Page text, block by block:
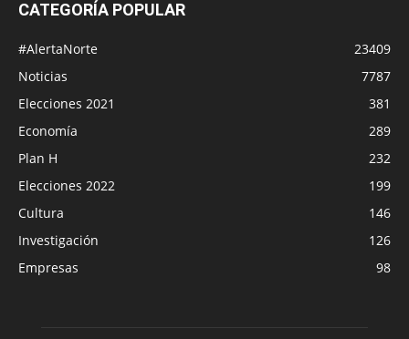
CATEGORÍA POPULAR
#AlertaNorte
23409
Noticias
7787
Elecciones 2021
381
Economía
289
Plan H
232
Elecciones 2022
199
Cultura
146
Investigación
126
Empresas
98